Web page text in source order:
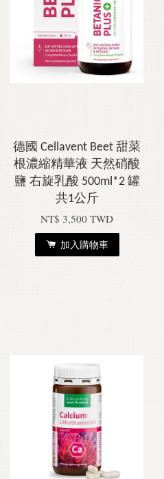
德國 Cellavent Beet 甜菜
根濃縮精華液 天然硝酸
鹽 右旋乳酸 500ml*2 罐
共1公斤
NT$ 3,500 TWD
加入購物車